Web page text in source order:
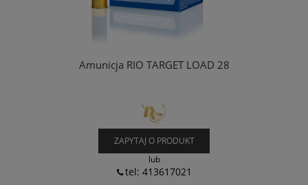
Amunicja RIO TARGET LOAD 28
ZAPYTAJ O PRODUKT
lub
tel: 413617021